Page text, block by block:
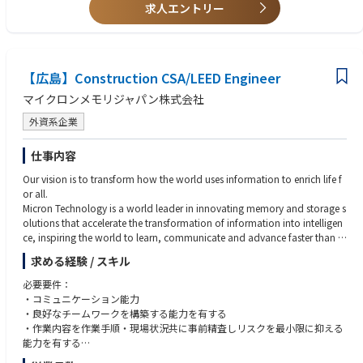
・Trustworthiness
・Proactive, professional behavior and curiosity to grow
・Flexibility to travel and work in a dynamic, high-tech environment.
・Excellent problem-solving and analytical skills.
■Remark
You will work at any customer site across Japan and possibly the world.
Business trip to other sites can occur 50-90% of your life.
求人エントリー
【広島】Construction CSA/LEED Engineer
マイクロンメモリジャパン株式会社
外資系企業
仕事内容
Our vision is to transform how the world uses information to enrich life f
or all.
Micron Technology is a world leader in innovating memory and storage s
olutions that accelerate the transformation of information into intelligen
ce, inspiring the world to learn, communicate and advance faster than e
ver.
CSA Engineer（Construction, Structural, and Architectural Engineer）
は、大規模施設建設において、建築（Architectural）、構造（Structura
l）、土木（Civil）の3つの視点からプロジェクトを管理・監督する技術者
です。建物の設計、建設プロセス、品質、工期、コストの管理を担いま
す。
求める経験 / スキル
必要要件：
・コミュニケーション能力
・良好なチームワークを構築する能力を有する
・作業内容を作業手順・現場状況共に事前精査しリスクを最小限に抑える
能力を有する
・Excel・Word・PowerPoint・AutoCAD等の基本的なソフトウェアを使